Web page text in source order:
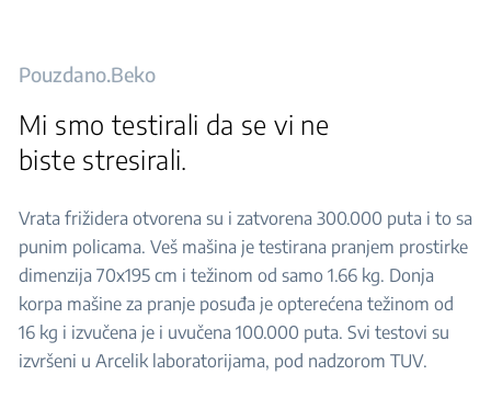
Pouzdano.Beko
Mi smo testirali da se vi ne
biste stresirali.
Vrata frižidera otvorena su i zatvorena 300.000 puta i to sa
punim policama. Veš mašina je testirana pranjem prostirke
dimenzija 70x195 cm i težinom od samo 1.66 kg. Donja
korpa mašine za pranje posuđa je opterećena težinom od
16 kg i izvučena je i uvučena 100.000 puta. Svi testovi su
izvršeni u Arcelik laboratorijama, pod nadzorom TUV.